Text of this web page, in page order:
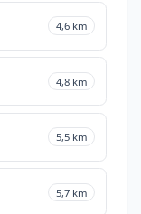
4,6 km
4,8 km
5,5 km
5,7 km